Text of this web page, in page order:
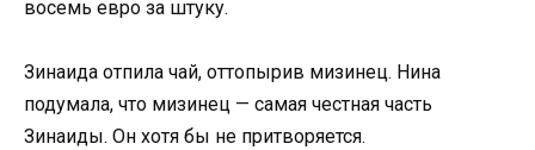
восемь евро за штуку.
Зинаида отпила чай, оттопырив мизинец. Нина
подумала, что мизинец — самая честная часть
Зинаиды. Он хотя бы не притворяется.